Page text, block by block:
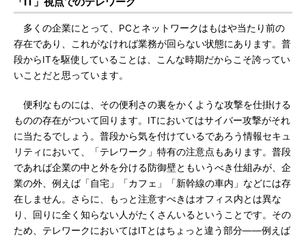
多くの企業にとって、PCとネットワークはもはや当たり前の
存在であり、これがなければ業務が回らない状態にあります。普
段からITを駆使していることは、こんな時期だからこそ誇ってい
いことだと思っています。
便利なものには、その便利さの裏をかくような攻撃を仕掛ける
ものの存在がついて回ります。ITにおいてはサイバー攻撃がそれ
に当たるでしょう。普段から気を付けているであろう情報セキュ
リティにおいて、「テレワーク」特有の注意点もあります。普段
であれば企業の中と外を分ける防御壁ともいうべき仕組みが、企
業の外、例えば「自宅」「カフェ」「新幹線の車内」などには存
在しません。さらに、もっと注意すべきはオフィス内とは異な
り、回りに全く知らない人がたくさんいるということです。その
ため、テレワークにおいてはITとはちょっと違う部分――例えば